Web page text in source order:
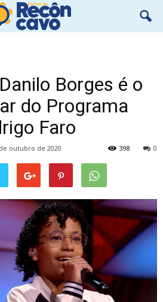
Borges é o
do Programa
Faro
outubro de 2020 0
398